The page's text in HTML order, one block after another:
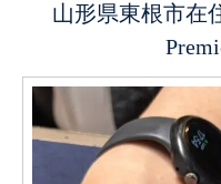
山形県東根市在